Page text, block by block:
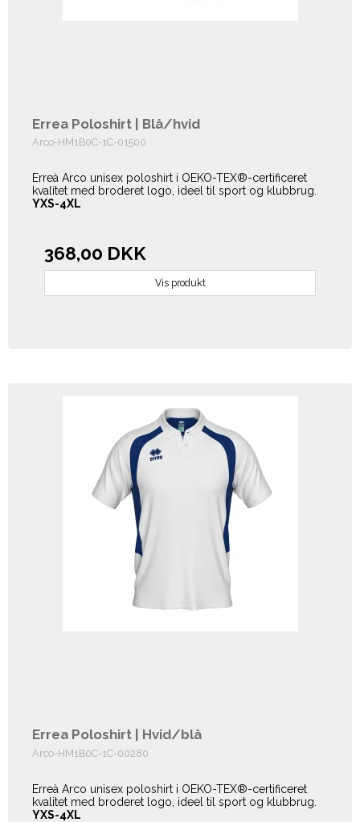
Errea Poloshirt | Blå/hvid
Arco-HM1B0C-1C-01500
Erreà Arco unisex poloshirt i OEKO-TEX®-certificeret
kvalitet med broderet logo, ideel til sport og klubbrug.
YXS-4XL
368,00 DKK
Vis produkt
Errea Poloshirt | Hvid/blå
Arco-HM1B0C-1C-00280
Erreà Arco unisex poloshirt i OEKO-TEX®-certificeret
kvalitet med broderet logo, ideel til sport og klubbrug.
YXS-4XL